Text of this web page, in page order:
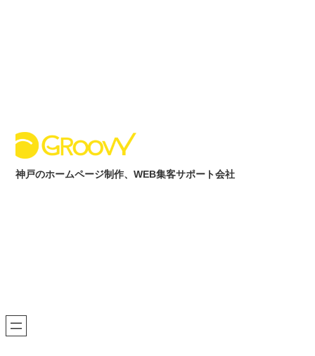
神戸のホームページ制作、WEB集客サポート会社